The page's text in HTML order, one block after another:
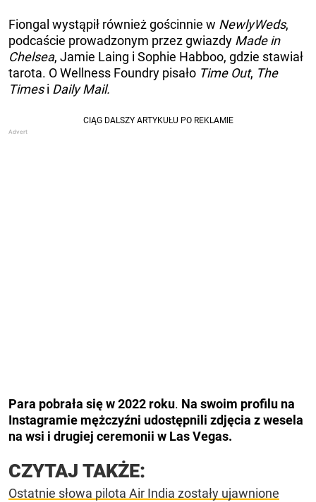
Fiongal wystąpił również gościnnie w NewlyWeds,
podcaście prowadzonym przez gwiazdy Made in
Chelsea, Jamie Laing i Sophie Habboo, gdzie stawiał
tarota. O Wellness Foundry pisało Time Out, The
Timesi Daily Mail.
Para pobrała się w 2022 roku. Na swoim profilu na
Instagramie mężczyźni udostępnili zdjęcia z wesela
na wsi i drugiej ceremonii w Las Vegas.
CZYTAJ TAKŻE:
Ostatnie słowa pilota Air India zostały ujawnione